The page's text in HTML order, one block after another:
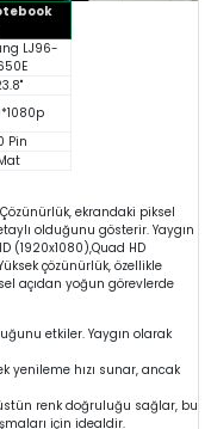
LJ96-
Pin
ekrandaki piksel
olduğunu gösterir. Yaygın
(1920x1080),Quad HD
çözünürlük, özellikle
açıdan yoğun görevlerde
etkiler. Yaygın olarak
yenileme hızı sunar, ancak
renk doğruluğu sağlar, bu
için idealdir.